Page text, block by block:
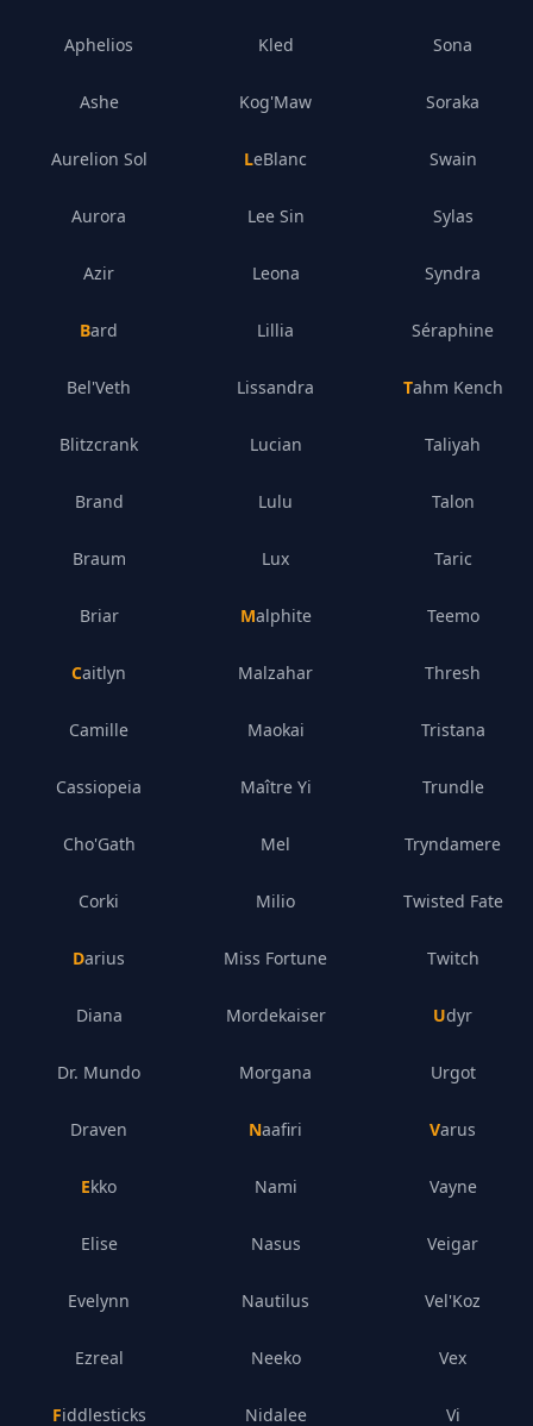
Aphelios
Ashe
Aurelion Sol
Aurora
Azir
Bard
Bel'Veth
Blitzcrank
Brand
Braum
Briar
Caitlyn
Camille
Cassiopeia
Cho'Gath
Corki
Darius
Diana
Dr. Mundo
Draven
Ekko
Elise
Evelynn
Ezreal
Fiddlesticks
Kled
Kog'Maw
LeBlanc
Lee Sin
Leona
Lillia
Lissandra
Lucian
Lulu
Lux
Malphite
Malzahar
Maokai
Maître Yi
Mel
Milio
Miss Fortune
Mordekaiser
Morgana
Naafiri
Nami
Nasus
Nautilus
Neeko
Nidalee
Sona
Soraka
Swain
Sylas
Syndra
Séraphine
Tahm Kench
Taliyah
Talon
Taric
Teemo
Thresh
Tristana
Trundle
Tryndamere
Twisted Fate
Twitch
Udyr
Urgot
Varus
Vayne
Veigar
Vel'Koz
Vex
Vi